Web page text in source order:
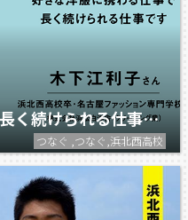
好きな洋服に携わる仕事で長く続けられる仕事です。
つなぐ ,つなぐ,浜北西高校